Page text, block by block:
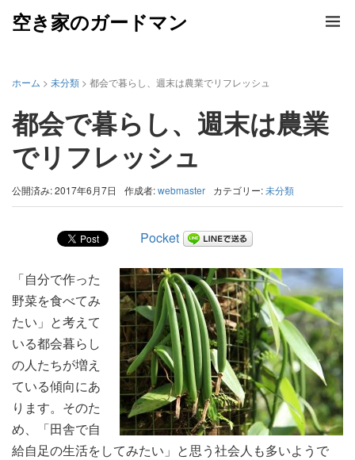
空き家のガードマン
ホーム > 未分類 > 都会で暮らし、週末は農業でリフレッシュ
都会で暮らし、週末は農業
でリフレッシュ
公開済み: 2017年6月7日 作成者:webmaster カテゴリー:未分類
Pocket
「自分で作った
野菜を食べてみ
たい」と考えて
いる都会暮らし
の人たちが増え
ている傾向にあ
ります。そのた
め、「田舎で自
給自足の生活をしてみたい」と思う社会人も多いようで